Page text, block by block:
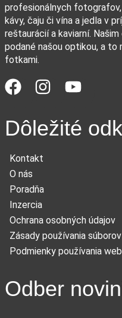
profesionálnych
kávy, čaju či vína a jedla v
reštaurácií a kaviarní.
podané našou optikou, a to
fotkami.
Dôležité
Kontakt
O nás
Poradňa
Inzercia
Ochrana osobných údajov
Zásady používania
Podmienky používania
Odber